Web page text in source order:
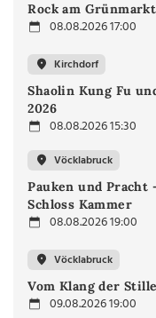
Rock am
08.08.2026 17:00
Kirchdorf
Shaolin Kung Fu
2026
08.08.2026 15:30
Vöcklabruck
Pauken und Pracht
Schloss Kammer
08.08.2026 19:00
Vöcklabruck
Vom Klang der
09.08.2026 19:00